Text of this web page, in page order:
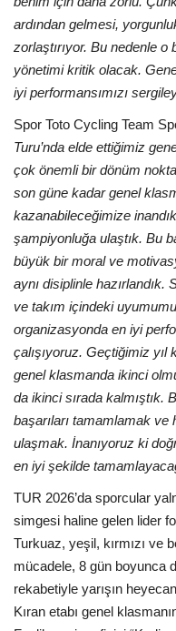
ardından gelmesi,
zorlaştırıyor. Bu nedenle
yönetimi kritik olacak.
iyi performansımızı
Spor Toto Cycling Team
Turu’nda elde ettiğimiz
çok önemli bir dönüm
son güne kadar genel
kazanabileceğimize
şampiyonluğa ulaştık. Bu
büyük bir moral ve
aynı disiplinle hazırlandık.
ve takım içindeki
organizasyonda en iyi
çalışıyoruz. Geçtiğimiz yıl
genel klasmanda ikinci
da ikinci sırada kalmıştık.
başarıları tamamlamak
ulaşmak. İnanıyoruz ki
en iyi şekilde
TUR 2026’da sporcular
simgesi haline gelen lider
Turkuaz, yeşil, kırmızı ve
mücadele, 8 gün boyunca
rekabetiyle yarışın
Kıran etabı genel